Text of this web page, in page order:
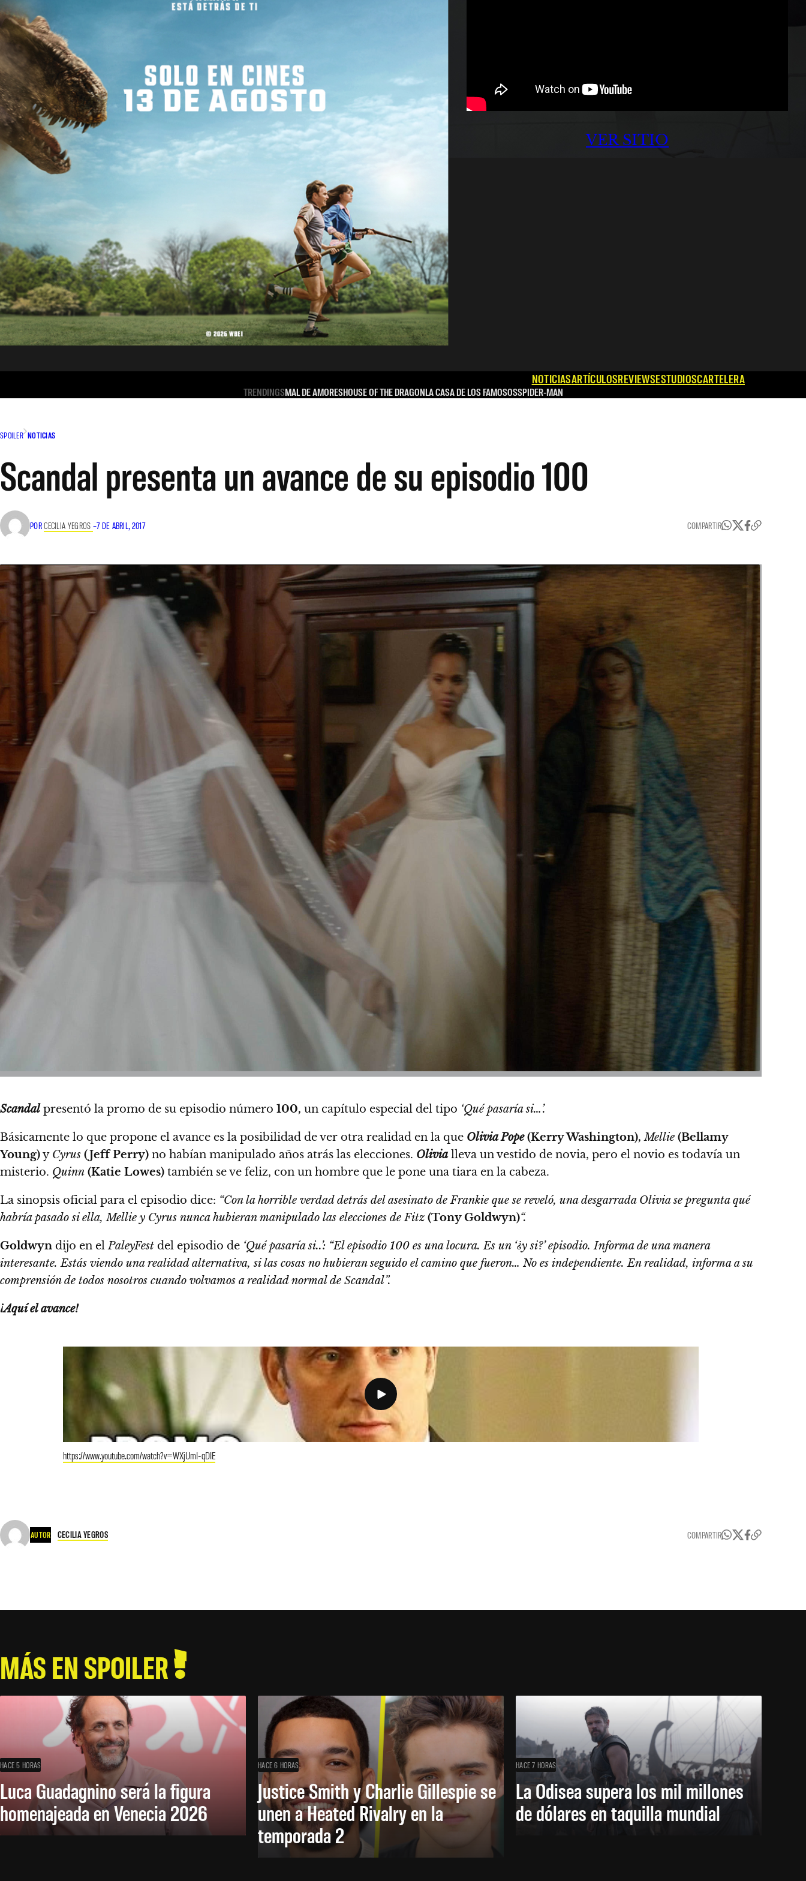
VER SITIO
NOTICIASARTÍCULOSREVIEWSESTUDIOSCARTELERA
TRENDINGSMAL DE AMORESHOUSE OF THE DRAGONLA CASA DE LOS FAMOSOSSPIDER-MAN
SPOILER NOTICIAS
Scandal presenta un avance de su episodio 100
PORCECILIA YEGROS –7 DE ABRIL, 2017 COMPARTIR
Scandal presentó la promo de su episodio número 100, un capítulo especial del tipo ‘Qué pasaría si…’.
Básicamente lo que propone el avance es la posibilidad de ver otra realidad en la que Olivia Pope(Kerry Washington), Mellie (Bellamy
Young)y Cyrus (Jeff Perry) no habían manipulado años atrás las elecciones. Olivialleva un vestido de novia, pero el novio es todavía un
misterio. Quinn (Katie Lowes) también se ve feliz, con un hombre que le pone una tiara en la cabeza.
La sinopsis oficial para el episodio dice: “Con la horrible verdad detrás del asesinato de Frankie que se reveló, una desgarrada Olivia se pregunta qué
habría pasado si ella, Mellie y Cyrus nunca hubieran manipulado las elecciones de Fitz (Tony Goldwyn)“.
Goldwyn dijo en elPaleyFest del episodio de ‘Qué pasaría si..’: “El episodio 100 es una locura. Es un ‘¿y si?’ episodio. Informa de una manera
interesante.Estás viendo una realidad alternativa, si las cosas no hubieran seguido el camino que fueron… No es independiente. En realidad, informa a su
comprensión de todos nosotros cuando volvamos a realidad normal de Scandal”.
¡Aquí el avance!
https://www.youtube.com/watch?v=WXjUmI-qDIE
AUTOR CECILIA YEGROS COMPARTIR
MÁS EN SPOILER
HACE 5 HORAS
Luca Guadagnino será la figura
homenajeada en Venecia 2026
HACE 6 HORAS
Justice Smith y Charlie Gillespie se
unen a Heated Rivalry en la
temporada 2
HACE 7 HORAS
La Odisea supera los mil millones
de dólares en taquilla mundial